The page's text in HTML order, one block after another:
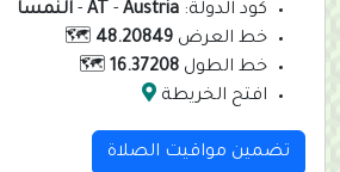
كود الدولة: AT - Austria
- النمسا
خط العرض 48.20849
🗺️
خط الطول 16.37208
🗺️
افتح الخريطة
تضمين مواقيت الصلاة